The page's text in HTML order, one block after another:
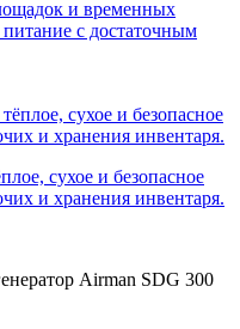
и временных
с достаточным
сухое и безопасное
и хранения инвентаря.
Airman SDG 300